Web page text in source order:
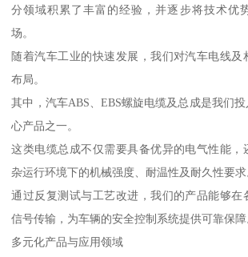
分领域积累了丰富的经验，并逐步将技术优
场。
随着汽车工业的快速发展，我们对汽车电线及
布局。
其中，汽车ABS、EBS螺旋电缆及总成是我们
心产品之一。
这类电缆总成不仅需要具备优异的电气性能，
杂运行环境下的机械强度、耐温性及耐久性要求
通过反复测试与工艺改进，我们的产品能够在
信号传输，为车辆的安全控制系统提供可靠保障
多元化产品与应用领域